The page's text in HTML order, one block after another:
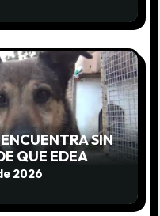
SIN
QUE EDEA
SIN AVISO
2026